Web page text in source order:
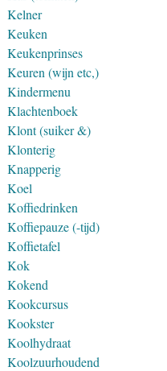
Kelner
Keuken
Keukenprinses
Keuren (wijn etc,)
Kindermenu
Klachtenboek
Klont (suiker &)
Klonterig
Knapperig
Koel
Koffiedrinken
Koffiepauze (-tijd)
Koffietafel
Kok
Kokend
Kookcursus
Kookster
Koolhydraat
Koolzuurhoudend